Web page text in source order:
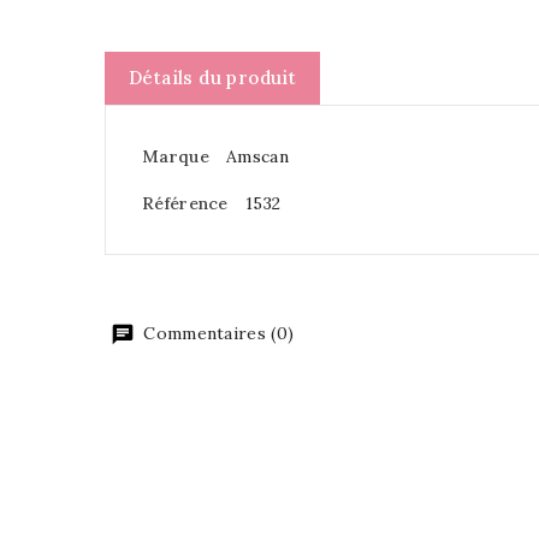
Détails du produit
Marque Amscan
Référence 1532
Commentaires (0)